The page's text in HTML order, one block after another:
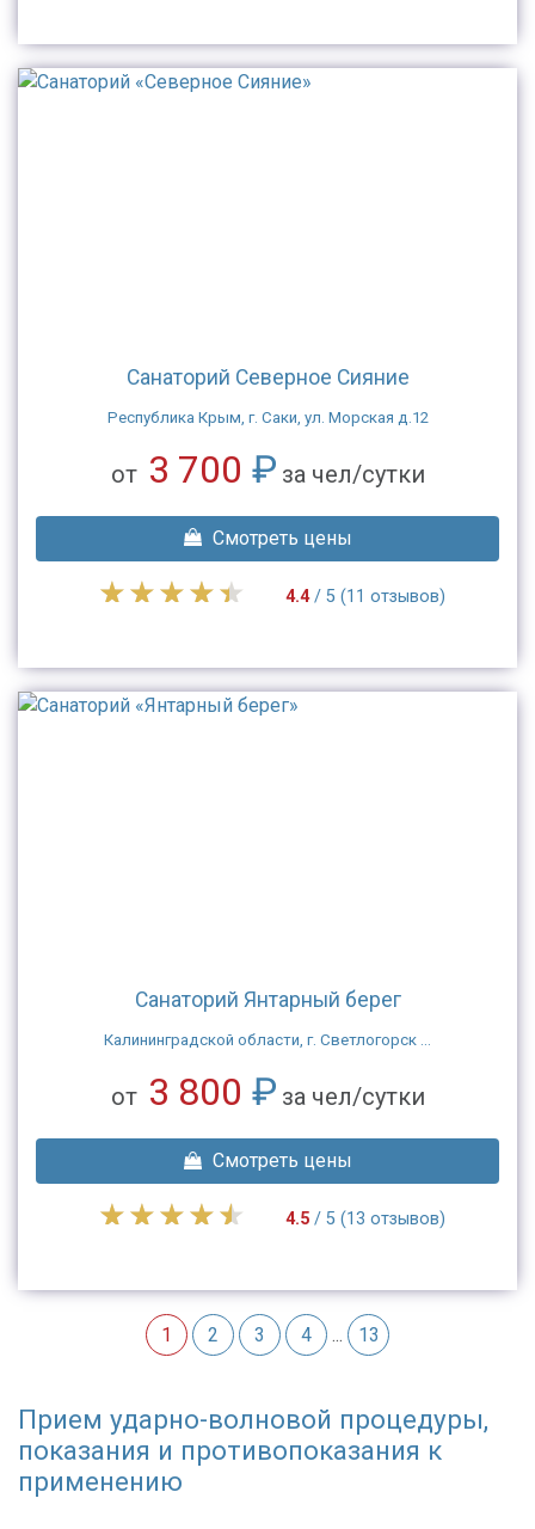
Санаторий Северное Сияние
Республика Крым, г. Саки, ул. Морская д.12
от 3 700 ₽ за чел/сутки
Смотреть цены
4.4/ 5 (11 отзывов)
Санаторий Янтарный берег
Калининградской области, г. Светлогорск ...
от 3 800 ₽ за чел/сутки
Смотреть цены
4.5/ 5 (13 отзывов)
1 2 3 4 ... 13
Прием ударно-волновой процедуры,
показания и противопоказания к
применению